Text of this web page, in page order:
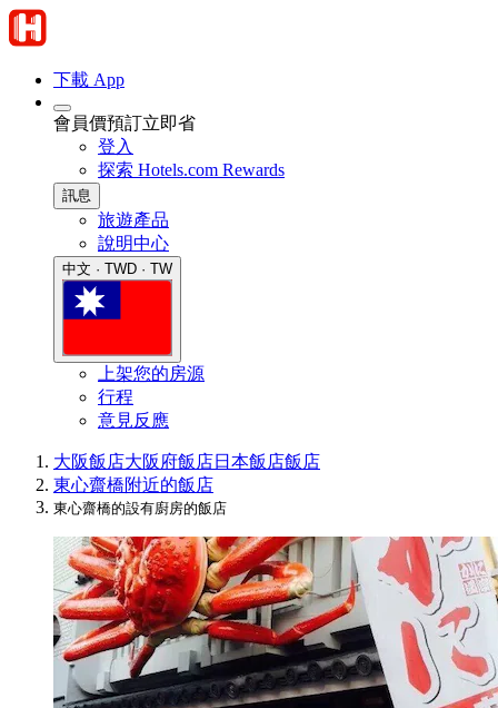
下載 App
會員價預訂立即省
登入
探索 Hotels.com Rewards
訊息
旅遊產品
說明中心
中文 · TWD · TW
上架您的房源
行程
意見反應
大阪飯店大阪府飯店日本飯店飯店
東心齋橋附近的飯店
東心齋橋的設有廚房的飯店